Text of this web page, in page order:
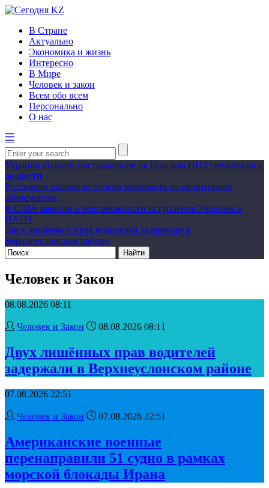
В Стране
Актуально
Экономика и жизнь
Интересно
В Мире
Человек и закон
Всем обо всем
Персонально
О нас
Украина атакует: пострадавшие на Ильском НПЗ увеличились
до шести
Россиянам раскрыли способ экономить на спортивных
абонементах
В США заявили о невозможности вступления Украины в
НАТО
Двух лишённых прав водителей задержали в
Верхнеуслонском районе
Человек и Закон
08.08.2026 08:11
Человек и Закон 08.08.2026 08:11
Двух лишённых прав водителей
задержали в Верхнеуслонском районе
07.08.2026 22:51
Человек и Закон 07.08.2026 22:51
Американские военные
перенаправили 51 судно в рамках
морской блокады Ирана